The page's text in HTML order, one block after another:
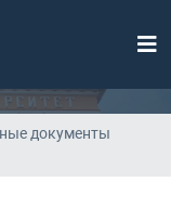
документы